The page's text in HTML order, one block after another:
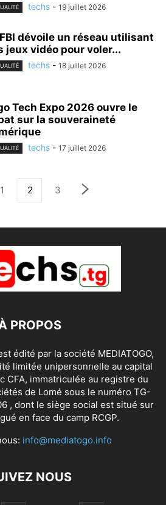
techs - 19 juillet 2026
dévoile un réseau utilisant
jeux vidéo pour voler...
techs - 18 juillet 2026
Tech Expo 2026 ouvre le
sur la souveraineté
techs - 17 juillet 2026
1 2 3
PROPOS
édité par la société MEDIATOGO,
limitée unipersonnelle au capital
CFA, immatriculée au registre du
de Lomé sous le numéro TG-
, dont le siège social est situé sur
en face du camp RCGP.
info@mediatogo.info
NOUS